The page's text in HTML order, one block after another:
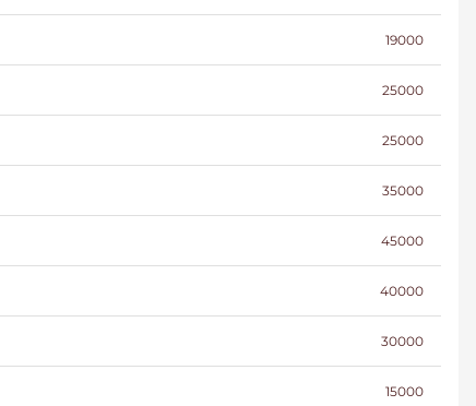
19000
25000
25000
35000
45000
40000
30000
15000